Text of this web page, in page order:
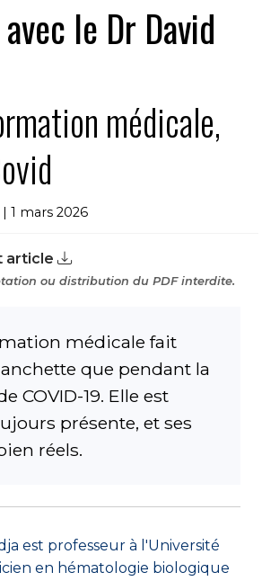
le Dr David
médicale,
| 1 mars 2026
article
ou distribution du PDF interdite.
médicale fait
que pendant la
COVID-19. Elle est
présente, et ses
réels.
est professeur à l'Université
en hématologie biologique